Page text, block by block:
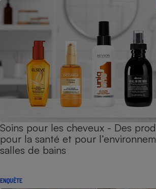
Soins pour les cheveux - Des
pour la santé et pour
salles de bains
ENQUÊTE